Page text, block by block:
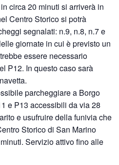
circa 20 minuti si arriverà in
Centro Storico si potrà
segnalati: n.9, n.8, n.7 e
giornate in cui è previsto un
essere necessario
P12. In questo caso sarà
parcheggiare a Borgo
e P13 accessibili da via 28
e usufruire della funivia che
Storico di San Marino
Servizio attivo fino alle